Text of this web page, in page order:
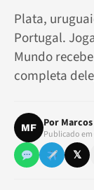
Plata,
Portugal.
Mundo
completa
MF Por
Publicado em
𝕏